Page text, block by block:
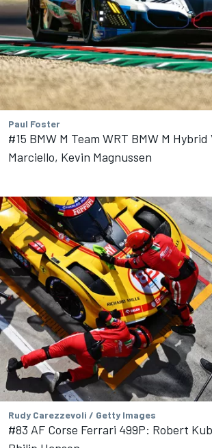
Paul Foster
#15 BMW M Team WRT BMW M
Marciello, Kevin Magnussen
Rudy Carezzevoli / Getty Images
#83 AF Corse Ferrari 499P: Robert